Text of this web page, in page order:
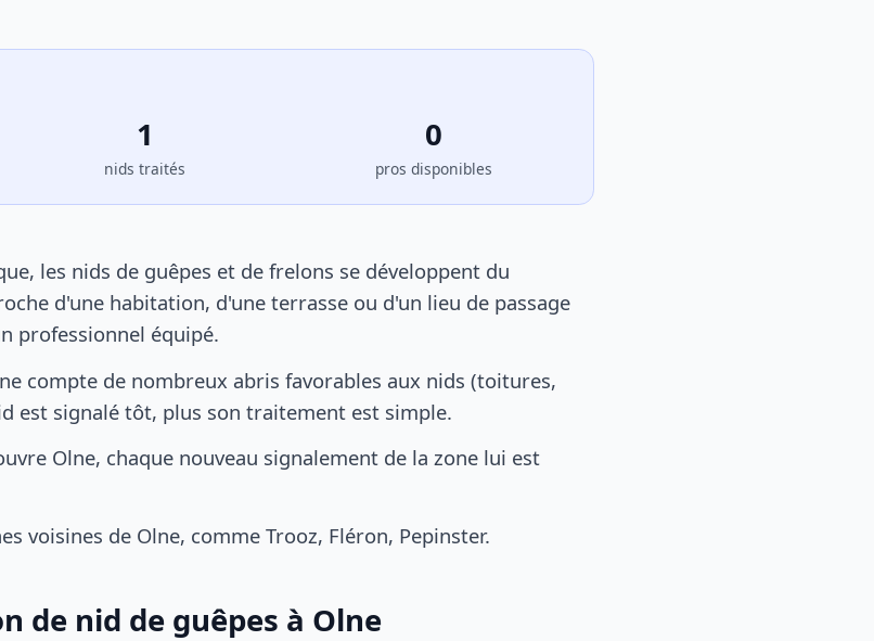
1
nids traités
0
pros disponibles
les nids de guêpes et de frelons se développent du
d'une habitation, d'une terrasse ou d'un lieu de passage
professionnel équipé.
compte de nombreux abris favorables aux nids (toitures,
est signalé tôt, plus son traitement est simple.
Olne, chaque nouveau signalement de la zone lui est
voisines de Olne, comme Trooz, Fléron, Pepinster.
de nid de guêpes à Olne